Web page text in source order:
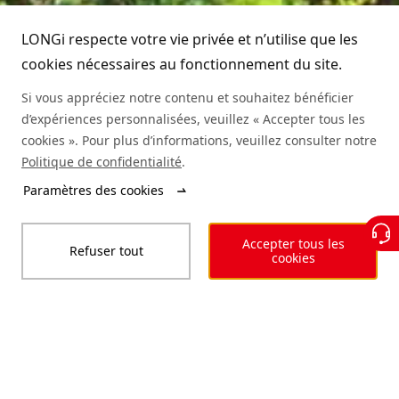
Développement durable
Environnement de travail
Plan du site
Réalisations
Authenticité des modules
Demande d'informations sur un service
Rechercher un distributeur
(+86) 4008 601012
Légal Vie privée Code de conduite
Déclaration d’accessibilité
LONGi respecte votre vie privée et n’utilise que les
cookies nécessaires au fonctionnement du site.
Si vous appréciez notre contenu et souhaitez bénéficier
d’expériences personnalisées, veuillez « Accepter tous les
cookies ». Pour plus d’informations, veuillez consulter notre
Politique de confidentialité.
Paramètres des cookies
Refuser tout
Accepter tous les
cookies